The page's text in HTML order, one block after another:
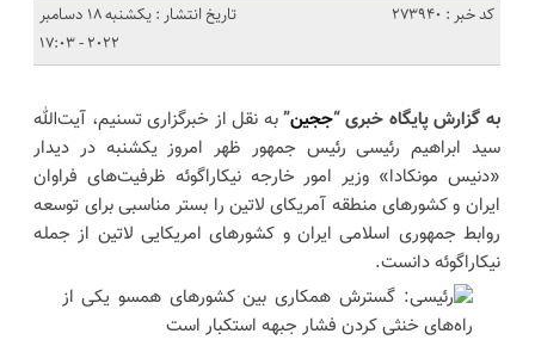
کد خبر : 273940
تاریخ انتشار : یکشنبه 18 دسامبر
2022 - 17:03
به گزارش پایگاه خبری “ججین”به نقل از خبرگزاری تسنیم، آیت‌الله
سید ابراهیم رئیسی رئیس جمهور ظهر امروز یکشنبه در دیدار
«دنیس مونکادا» وزیر امور خارجه نیکاراگوئه ظرفیت‌های فراوان
ایران و کشورهای منطقه آمریکای لاتین را بستر مناسبی برای توسعه
روابط جمهوری اسلامی ایران و کشورهای امریکایی لاتین از جمله
نیکاراگوئه دانست.